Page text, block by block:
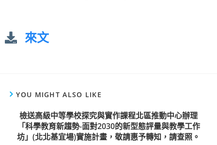
來文
YOU MIGHT ALSO LIKE
檢送高級中等學校探究與實作課程北區推動中心辦理
「科學教育新趨勢-面對2030的新型態評量與教學工作
坊」(北北基宜場)實施計畫，敬請惠予轉知，請查照。